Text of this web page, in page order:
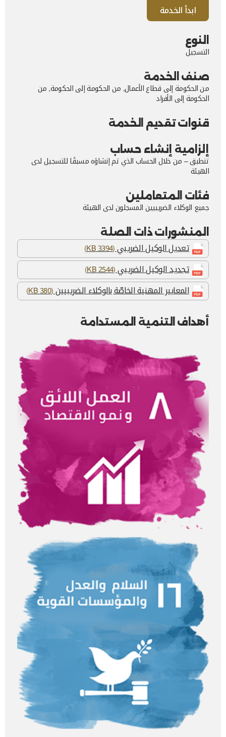
ابدأ الخدمة
النوع
التسجيل
صنف الخدمة
من الحكومة إلى قطاع الأعمال, من الحكومة إلى الحكومة, من
الحكومة إلى الأفراد
قنوات تقديم الخدمة
إلزامية إنشاء حساب
تنطبق – من خلال الحساب الذي تم إنشاؤه مسبقًا للتسجيل لدى
الهيئة
فئات المتعاملين
جميع الوكلاء الضريبيين المسجلون لدى الهيئة
المنشورات ذات الصلة
تعديل الوكيل الضريبي(3394 KB)
تجديد الوكيل الضريبي(2544 KB)
المعايير المهنية الخاصّة بالوكلاء الضريبيين(380 KB)
أهداف التنمية المستدامة